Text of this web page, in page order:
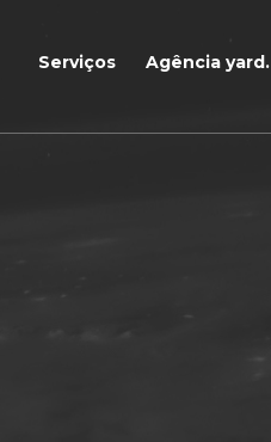
Serviços Agência yard.